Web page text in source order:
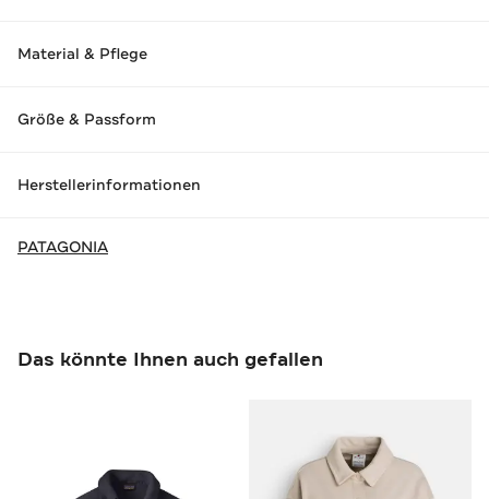
Material & Pflege
Größe & Passform
Herstellerinformationen
PATAGONIA
Das könnte Ihnen auch gefallen